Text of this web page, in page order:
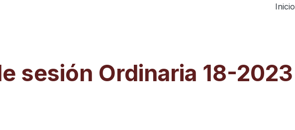
Inicio
sesión Ordinaria 18-2023